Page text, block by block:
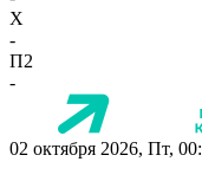
X
-
П2
-
02 октября 2026, Пт,